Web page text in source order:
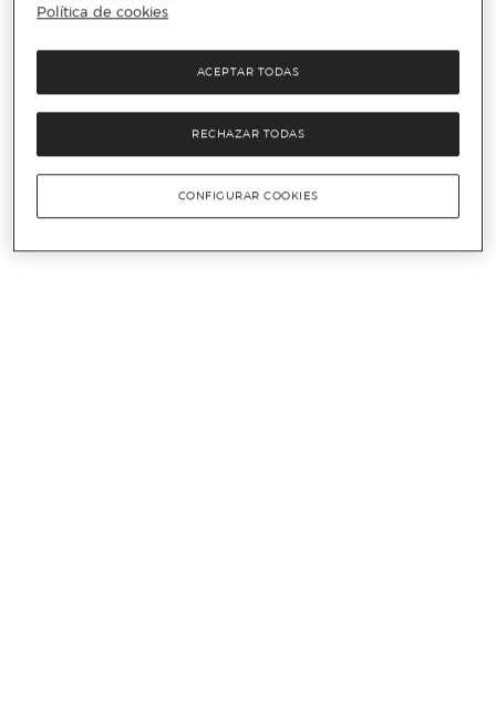
Política de cookies
RECHAZAR TODAS
ACEPTAR TODAS
CONFIGURAR COOKIES